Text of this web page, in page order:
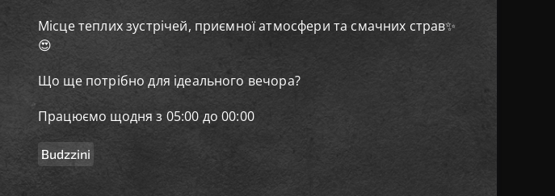
Місце теплих зустрічей, приємної атмосфери та смачних страв✨
😍
Що ще потрібно для ідеального вечора?
Працюємо щодня з 05:00 до 00:00
Budzzini